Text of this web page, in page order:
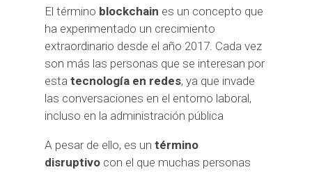
El término blockchain es un concepto que
ha experimentado un crecimiento
extraordinario desde el año 2017. Cada vez
son más las personas que se interesan por
esta tecnología en redes, ya que invade
las conversaciones en el entorno laboral,
incluso en la administración pública
A pesar de ello, es un término
disruptivo con el que muchas personas